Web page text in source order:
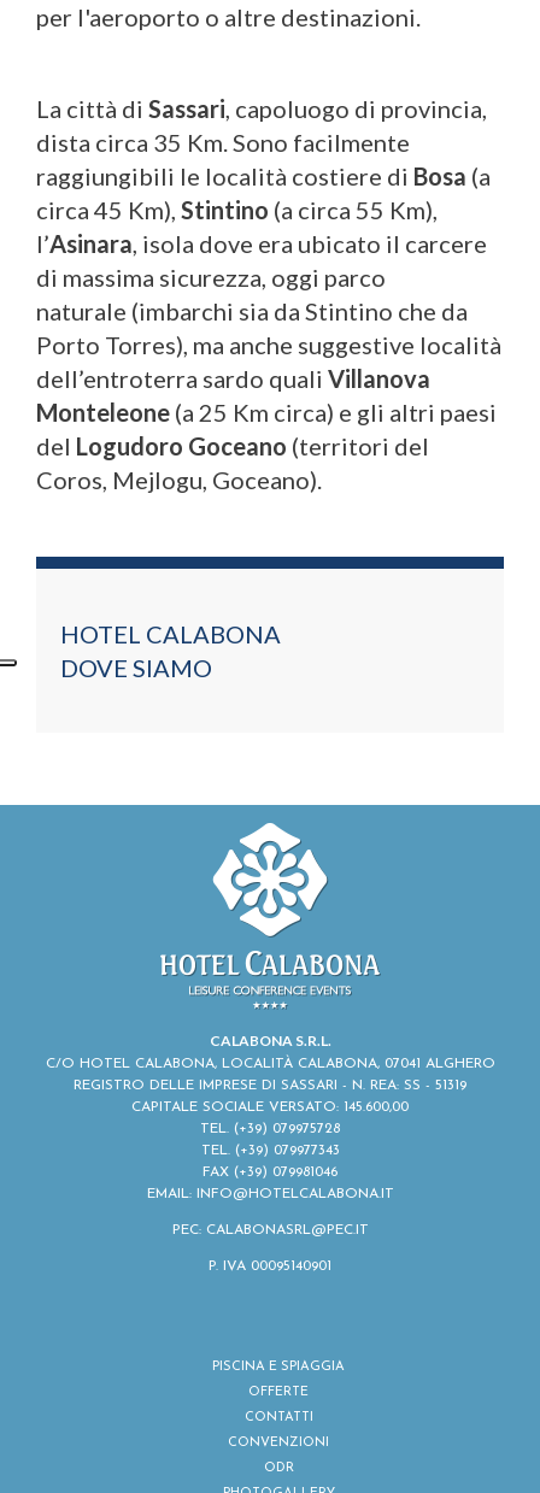
per l'aeroporto o altre destinazioni.
La città di Sassari, capoluogo di provincia,
dista circa 35 Km. Sono facilmente
raggiungibili le località costiere di Bosa (a
circa 45 Km), Stintino (a circa 55 Km),
l’Asinara, isola dove era ubicato il carcere
di massima sicurezza, oggi parco
naturale (imbarchi sia da Stintino che da
Porto Torres), ma anche suggestive località
dell’entroterra sardo quali Villanova
Monteleone (a 25 Km circa) e gli altri paesi
del Logudoro Goceano (territori del
Coros, Mejlogu, Goceano).
HOTEL CALABONA
DOVE SIAMO
CALABONA S.R.L.
C/O HOTEL CALABONA, LOCALITÀ CALABONA, 07041 ALGHERO
REGISTRO DELLE IMPRESE DI SASSARI - N. REA: SS - 51319
CAPITALE SOCIALE VERSATO: 145.600,00
TEL. (+39) 079975728
TEL. (+39) 079977343
FAX (+39) 079981046
EMAIL:
INFO@HOTELCALABONA.IT
PEC: CALABONASRL@PEC.IT
P. IVA 00095140901
PISCINA E SPIAGGIA
OFFERTE
CONTATTI
CONVENZIONI
ODR